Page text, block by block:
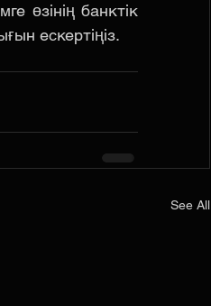
өзінің банктік
ескертіңіз.
See All